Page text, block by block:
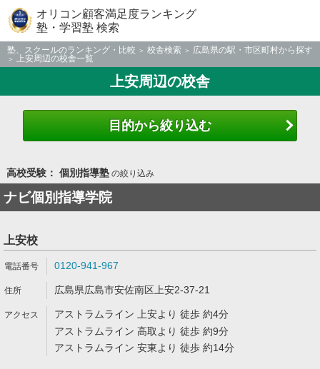
オリコン顧客満足度ランキング
塾・学習塾 検索
塾、スクールのランキング・比較 校舎検索
広島県の駅・市区町村から探す
上安周辺の校舎一覧
上安周辺の校舎
目的から絞り込む
高校受験： 個別指導塾の絞り込み
ナビ個別指導学院
上安校
0120-941-967
広島県広島市安佐南区上安2-37-21
アストラムライン 上安より 徒歩 約4分
アストラムライン 高取より 徒歩 約9分
アストラムライン 安東より 徒歩 約14分